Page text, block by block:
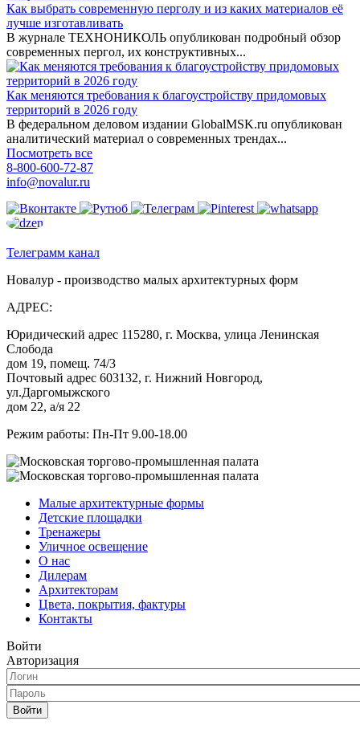
Как выбрать современную перголу и из каких материалов её
лучше изготавливать
В журнале ТЕХНОНИКОЛЬ опубликован подробный обзор
современных пергол, их конструктивных...
Как меняются требования к благоустройству придомовых
территорий в 2026 году
В федеральном деловом издании GlobalMSK.ru опубликован
аналитический материал о современных трендах...
Посмотреть все
8-800-600-72-87
info@novalur.ru
Телеграмм канал
Новалур - производство малых архитектурных форм
АДРЕС:
Юридический адрес 115280, г. Москва, улица Ленинская
Слобода
дом 19, помещ. 74/3
Почтовый адрес 603132, г. Нижний Новгород,
ул.Даргомыжского
дом 22, а/я 22
Режим работы: Пн-Пт 9.00-18.00
Малые архитектурные формы
Детские площадки
Тренажеры
Уличное освещение
О нас
Дилерам
Архитекторам
Цвета, покрытия, фактуры
Контакты
Войти
Авторизация
Войти